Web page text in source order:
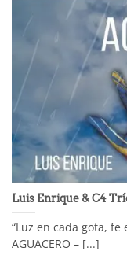
Luis Enrique & C4
“Luz en cada gota,
AGUACERO – [...]